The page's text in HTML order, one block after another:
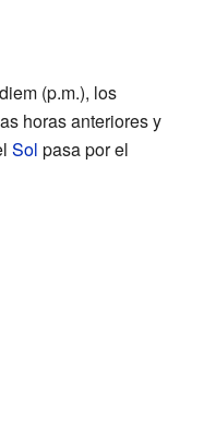
(p.m.), los
horas anteriores y
Sol pasa por el